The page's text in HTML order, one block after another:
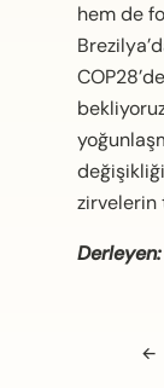
hem de
zirvelerin
Derleyen:
←